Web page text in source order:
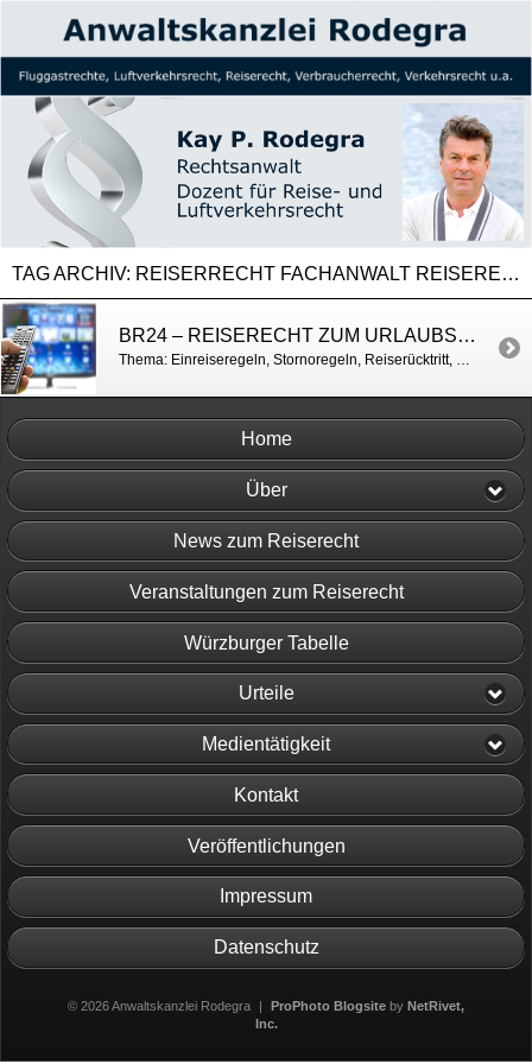
TAG ARCHIV: REISERRECHT FACHANWALT REISERECHT
BR24 – REISERECHT ZUM URLAUBSSTART
Thema: Einreiseregeln, Stornoregeln, Reiserücktritt, Quarantäne, Regeln für Kinder https://www.br.de/nachrichten/deutschland-welt/urlaub-in-europa-am-reiseziel-gelten-diese-regeln,SeMvYq9
Home
Über
News zum Reiserecht
Veranstaltungen zum Reiserecht
Würzburger Tabelle
Urteile
Medientätigkeit
Kontakt
Veröffentlichungen
Impressum
Datenschutz
© 2026 Anwaltskanzlei Rodegra | ProPhoto Blogsiteby NetRivet,
Inc.